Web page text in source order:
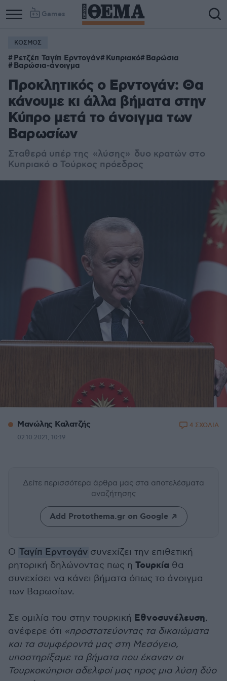
Games
ΚΟΣΜΟΣ
Ρετζέπ Ταγίπ Ερντογάν Κυπριακό Βαρώσια
Βαρώσια-άνοιγμα
Προκλητικός ο Ερντογάν: Θα
κάνουμε κι άλλα βήματα στην
Κύπρο μετά το άνοιγμα των
Βαρωσίων
Σταθερά υπέρ της «λύσης» δυο κρατών στο
Κυπριακό ο Τούρκος πρόεδρος
Μανώλης Καλατζής
02.10.2021, 10:19
4 ΣΧΟΛΙΑ
Δείτε περισσότερα άρθρα μας στα αποτελέσματα
αναζήτησης
Add Protothema.gr on Google
Ο Ταγίπ Ερντογάν συνεχίζει την επιθετική
ρητορική δηλώνοντας πως η Τουρκία θα
συνεχίσει να κάνει βήματα όπως το άνοιγμα
των Βαρωσίων.
Σε ομιλία του στην τουρκική Εθνοσυνέλευση,
ανέφερε ότι «προστατεύοντας τα δικαιώματα
και τα συμφέροντά μας στη Μεσόγειο,
υποστηρίξαμε τα βήματα που έκαναν οι
Τουρκοκύπριοι αδελφοί μας προς μια λύση δύο